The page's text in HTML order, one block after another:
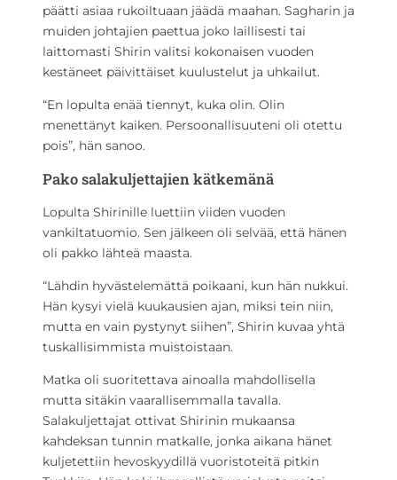
päätti asiaa rukoiltuaan jäädä maahan. Sagharin ja
muiden johtajien paettua joko laillisesti tai
laittomasti Shirin valitsi kokonaisen vuoden
kestäneet päivittäiset kuulustelut ja uhkailut.
“En lopulta enää tiennyt, kuka olin. Olin
menettänyt kaiken. Persoonallisuuteni oli otettu
pois”, hän sanoo.
Pako salakuljettajien kätkemänä
Lopulta Shirinille luettiin viiden vuoden
vankiltatuomio. Sen jälkeen oli selvää, että hänen
oli pakko lähteä maasta.
“Lähdin hyvästelemättä poikaani, kun hän nukkui.
Hän kysyi vielä kuukausien ajan, miksi tein niin,
mutta en vain pystynyt siihen”, Shirin kuvaa yhtä
tuskallisimmista muistoistaan.
Matka oli suoritettava ainoalla mahdollisella
mutta sitäkin vaarallisemmalla tavalla.
Salakuljettajat ottivat Shirinin mukaansa
kahdeksan tunnin matkalle, jonka aikana hänet
kuljetettiin hevoskyydillä vuoristoteitä pitkin